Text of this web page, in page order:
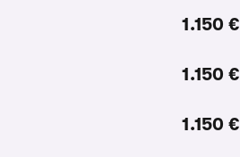
1.150 €
1.150 €
1.150 €